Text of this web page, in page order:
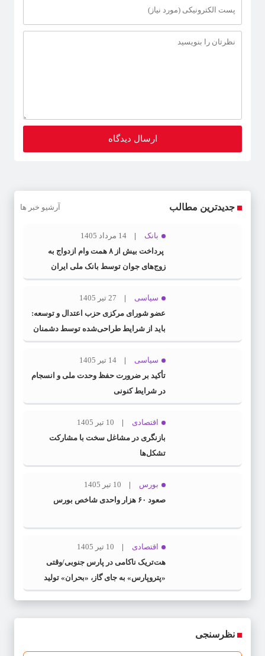
جدیدترین مطالب آرشیو خبر ها
بانک
14 مرداد 1405
پرداخت بیش از ۸ همت وام ازدواج به
زوج‌های جوان توسط بانک ملی ایران
سیاسی
27 تیر 1405
عضو شورای مرکزی حزب اعتدال و توسعه:
باید از شرایط طراحی‌شده توسط دشمنان
عبور کنیم
سیاسی
14 تیر 1405
تأکید بر ضرورت حفظ وحدت ملی و انسجام
در شرایط کنونی
اقتصادی
10 تیر 1405
بازنگری در مشاغل سخت با مشارکت
تشکل‌ها
بورس
10 تیر 1405
صعود ۶۰ هزار واحدی شاخص بورس
اقتصادی
10 تیر 1405
هت‌تریک ناکامی در پارس جنوبی/وقتی
«پتروپارس» به جای گاز، «بحران» تولید
می‌کند
نظرسنجی